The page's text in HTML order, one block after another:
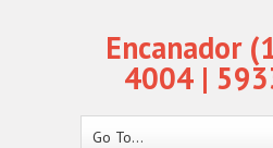
Encanador
4004 |
Go To...